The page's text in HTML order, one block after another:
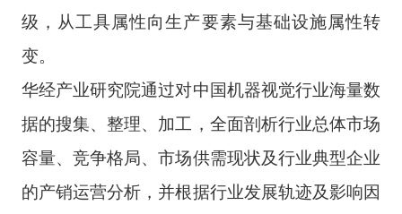
级，从工具属性向生产要素与基础设施属性转
变。
华经产业研究院通过对中国机器视觉行业海量数
据的搜集、整理、加工，全面剖析行业总体市场
容量、竞争格局、市场供需现状及行业典型企业
的产销运营分析，并根据行业发展轨迹及影响因